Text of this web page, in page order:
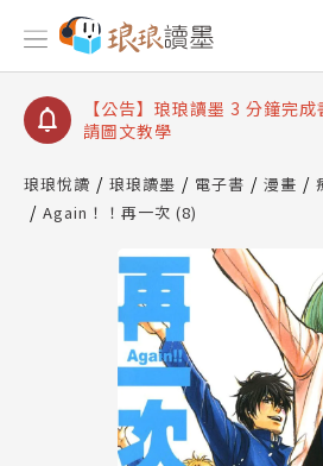
【公告】琅琅讀墨數位閱讀資
【公告】琅琅讀墨書櫃開通常
【公告】琅琅讀墨 3 分鐘完
請圖文教學
查詢
【公告】琅琅讀墨數位閱讀資
琅琅悅讀 琅琅讀墨 電子書 漫畫
Again！！再一次 (8)